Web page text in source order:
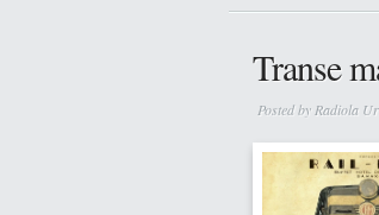
Transe
Posted by Radiola